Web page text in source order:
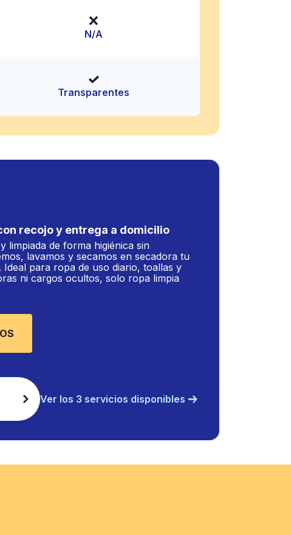
N/A
Transparentes
recojo y entrega a domicilio
limpiada de forma higiénica sin
lavamos y secamos en secadora tu
para ropa de uso diario, toallas y
ni cargos ocultos, solo ropa limpia
Ver los 3 servicios disponibles